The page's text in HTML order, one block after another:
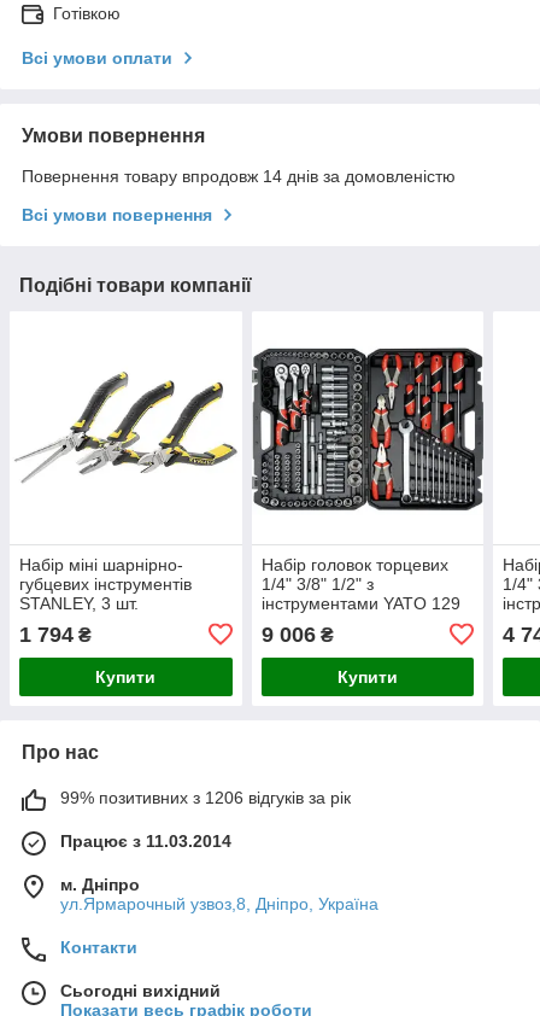
Готівкою
Всі умови оплати
Умови повернення
Повернення товару впродовж 14 днів за домовленістю
Всі умови повернення
Подібні товари компанії
Набір міні шарнірно-
губцевих інструментів
STANLEY, 3 шт.
1 794 ₴
Купити
Набір головок торцевих
1/4" 3/8" 1/2" з
інструментами YATO 129
9 006₴
Купити
1/4"
4
Про нас
99% позитивних з 1206 відгуків за рік
Працює з 11.03.2014
м. Дніпро
ул.Ярмарочный узвоз,8, Дніпро, Україна
Контакти
Сьогодні вихідний
Показати весь графік роботи